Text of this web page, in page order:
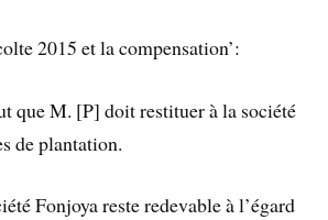
2015 et la compensation’:
que M. [P] doit restituer à la société
de plantation.
Fonjoya reste redevable à l’égard